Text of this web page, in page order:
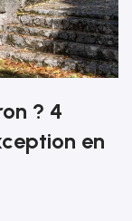
? 4
en